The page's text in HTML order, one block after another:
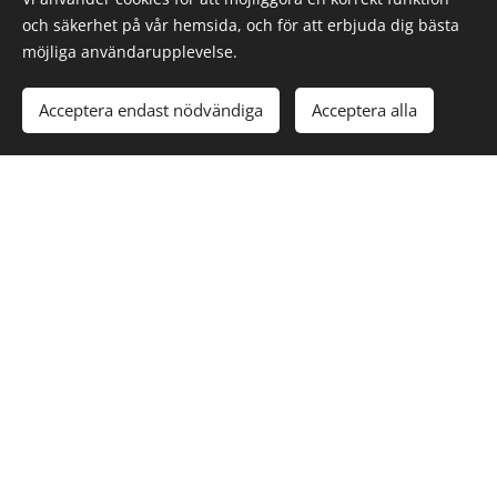
och säkerhet på vår hemsida, och för att erbjuda dig bästa
möjliga användarupplevelse.
Acceptera endast nödvändiga Acceptera alla